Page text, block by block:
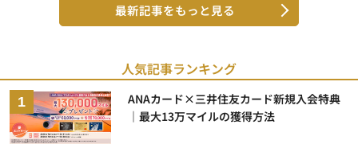
最新記事をもっと見る
人気記事ランキング
ANAカード×三井住友カード新規入会特典
｜最大13万マイルの獲得方法